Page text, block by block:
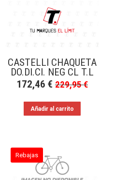
CASTELLI CHAQUETA
DO.DI.CI. NEG CL T.L
172,46 € 229,95€
Añadir al carrito
Rebajas